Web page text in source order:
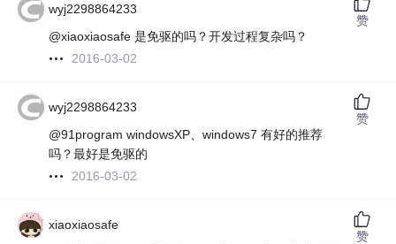
wyj2298864233
@xiaoxiaosafe 是免驱的吗？开发过程复杂吗？
2016-03-02
赞
wyj2298864233
@91program windowsXP、windows7 有好的推荐
吗？最好是免驱的
2016-03-02
赞
xiaoxiaosafe
赞